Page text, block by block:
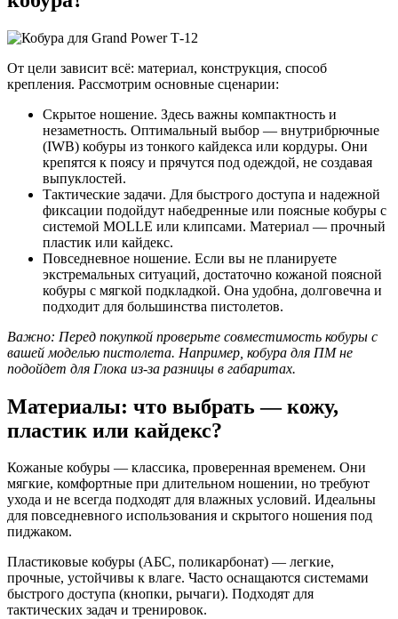
От цели зависит всё: материал, конструкция, способ
крепления. Рассмотрим основные сценарии:
Скрытое ношение. Здесь важны компактность и
незаметность. Оптимальный выбор — внутрибрючные
(IWB) кобуры из тонкого кайдекса или кордуры. Они
крепятся к поясу и прячутся под одеждой, не создавая
выпуклостей.
Тактические задачи. Для быстрого доступа и надежной
фиксации подойдут набедренные или поясные кобуры с
системой MOLLE или клипсами. Материал — прочный
пластик или кайдекс.
Повседневное ношение. Если вы не планируете
экстремальных ситуаций, достаточно кожаной поясной
кобуры с мягкой подкладкой. Она удобна, долговечна и
подходит для большинства пистолетов.
Важно: Перед покупкой проверьте совместимость кобуры с
вашей моделью пистолета. Например, кобура для ПМ не
подойдет для Глока из-за разницы в габаритах.
Материалы: что выбрать — кожу,
пластик или кайдекс?
Кожаные кобуры — классика, проверенная временем. Они
мягкие, комфортные при длительном ношении, но требуют
ухода и не всегда подходят для влажных условий. Идеальны
для повседневного использования и скрытого ношения под
пиджаком.
Пластиковые кобуры (АБС, поликарбонат) — легкие,
прочные, устойчивы к влаге. Часто оснащаются системами
быстрого доступа (кнопки, рычаги). Подходят для
тактических задач и тренировок.